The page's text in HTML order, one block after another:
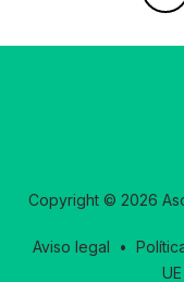
Copyright © 2026
Aviso legal •
UE